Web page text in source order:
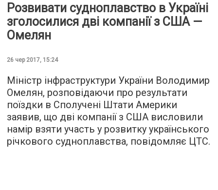
Розвивати судноплавство в Україні
зголосилися дві компанії з США —
Омелян
26 чер 2017, 15:24
Міністр інфраструктури України Володимир
Омелян, розповідаючи про результати
поїздки в Сполучені Штати Америки
заявив, що дві компанії з США висловили
намір взяти участь у розвитку українського
річкового судноплавства, повідомляє ЦТС.